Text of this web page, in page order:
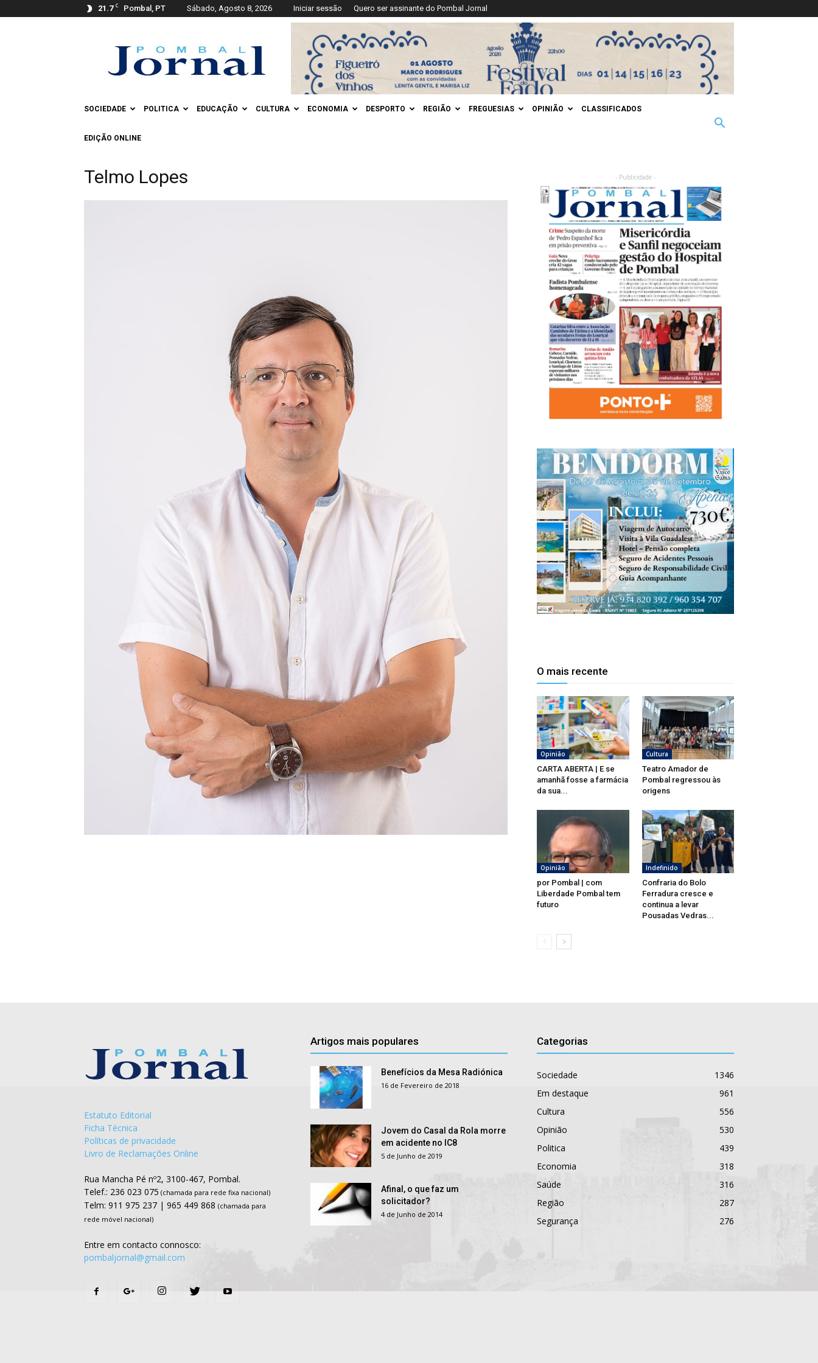
21.7 C Pombal, PT Sábado, Agosto 8, 2026 Iniciar sessão Quero ser assinante do Pombal Jornal
Jornal
SOCIEDADE POLITICA EDUCAÇÃO CULTURA ECONOMIA DESPORTO REGIÃO FREGUESIAS OPINIÃO CLASSIFICADOS
EDIÇÃO ONLINE
Telmo Lopes - Publicidade -
O mais recente
Opinião
CARTA ABERTA | E se
amanhã fosse a farmácia
da sua...
Cultura
Teatro Amador de
Pombal regressou às
origens
Opinião
por Pombal | com
Liberdade Pombal tem
futuro
Indefinido
Confraria do Bolo
Ferradura cresce e
continua a levar
Pousadas Vedras...
Estatuto Editorial
Ficha Técnica
Políticas de privacidade
Livro de Reclamações Online
Rua Mancha Pé nº2, 3100-467, Pombal.
Telef.: 236 023 075 (chamada para rede fixa nacional)
Telm: 911 975 237 | 965 449 868 (chamada para
rede móvel nacional)
Entre em contacto connosco:
pombaljornal@gmail.com
Artigos mais populares
Benefícios da Mesa Radiónica
16 de Fevereiro de 2018
Jovem do Casal da Rola morre
em acidente no IC8
5 de Junho de 2019
Afinal, o que faz um
solicitador?
4 de Junho de 2014
Categorias
Sociedade
1346
Em destaque
961
Cultura
556
Opinião
530
Politica
439
Economia
318
Saúde
316
Região
287
Segurança
276